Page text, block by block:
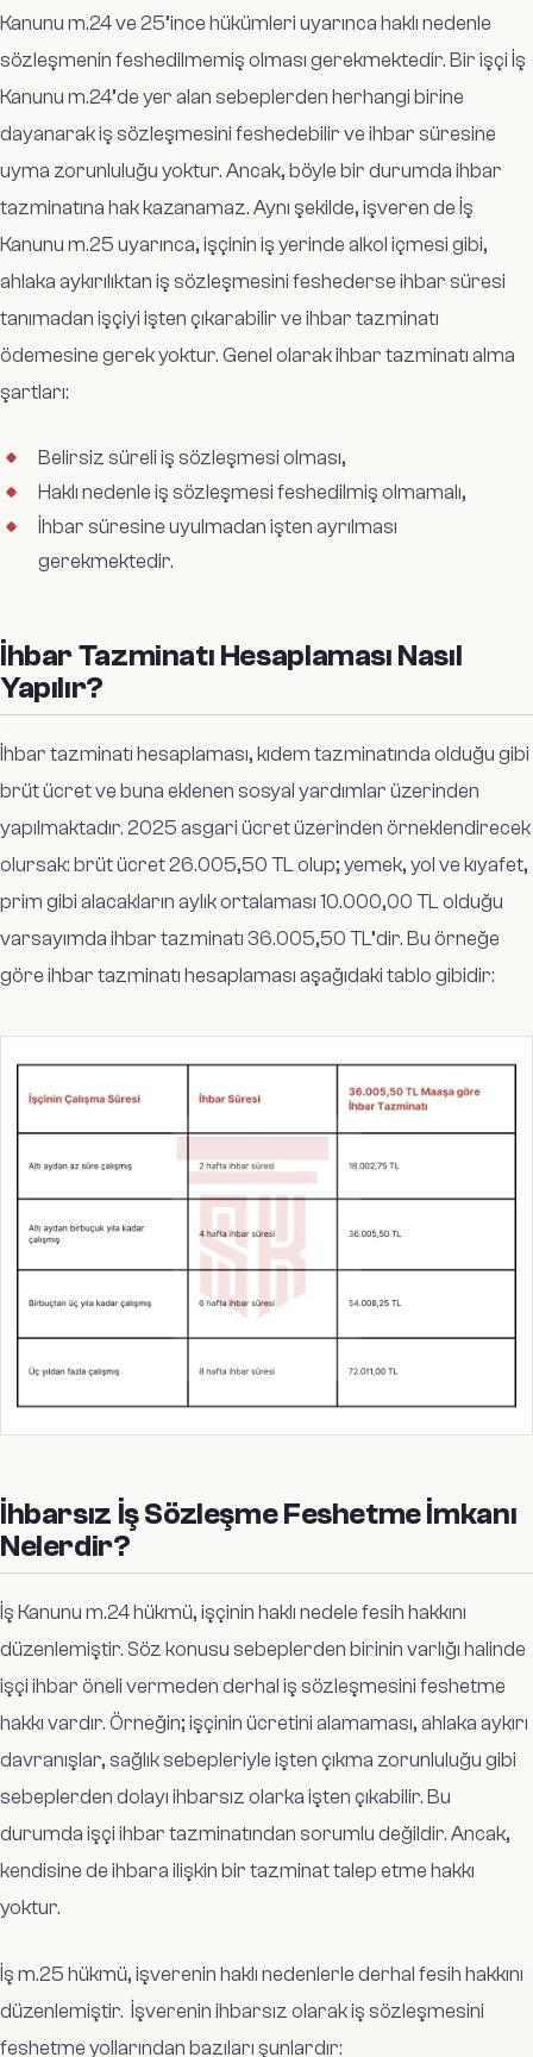
Kanunu m.24 ve 25’ince hükümleri uyarınca haklı nedenle
sözleşmenin feshedilmemiş olması gerekmektedir. Bir işçi İş
Kanunu m.24’de yer alan sebeplerden herhangi birine
dayanarak iş sözleşmesini feshedebilir ve ihbar süresine
uyma zorunluluğu yoktur. Ancak, böyle bir durumda ihbar
tazminatına hak kazanamaz. Aynı şekilde, işveren de İş
Kanunu m.25 uyarınca, işçinin iş yerinde alkol içmesi gibi,
ahlaka aykırılıktan iş sözleşmesini feshederse ihbar süresi
tanımadan işçiyi işten çıkarabilir ve ihbar tazminatı
ödemesine gerek yoktur. Genel olarak ihbar tazminatı alma
şartları:
Belirsiz süreli iş sözleşmesi olması,
Haklı nedenle iş sözleşmesi feshedilmiş olmamalı,
İhbar süresine uyulmadan işten ayrılması
gerekmektedir.
İhbar Tazminatı Hesaplaması Nasıl
Yapılır?
İhbar tazminatı hesaplaması, kıdem tazminatında olduğu gibi
brüt ücret ve buna eklenen sosyal yardımlar üzerinden
yapılmaktadır. 2025 asgari ücret üzerinden örneklendirecek
olursak: brüt ücret 26.005,50 TL olup; yemek, yol ve kıyafet,
prim gibi alacakların aylık ortalaması 10.000,00 TL olduğu
varsayımda ihbar tazminatı 36.005,50 TL’dir. Bu örneğe
göre ihbar tazminatı hesaplaması aşağıdaki tablo gibidir:
İhbarsız İş Sözleşme Feshetme İmkanı
Nelerdir?
İş Kanunu m.24 hükmü, işçinin haklı nedele fesih hakkını
düzenlemiştir. Söz konusu sebeplerden birinin varlığı halinde
işçi ihbar öneli vermeden derhal iş sözleşmesini feshetme
hakkı vardır. Örneğin; işçinin ücretini alamaması, ahlaka aykırı
davranışlar, sağlık sebepleriyle işten çıkma zorunluluğu gibi
sebeplerden dolayı ihbarsız olarka işten çıkabilir. Bu
durumda işçi ihbar tazminatından sorumlu değildir. Ancak,
kendisine de ihbara ilişkin bir tazminat talep etme hakkı
yoktur.
İş m.25 hükmü, işverenin haklı nedenlerle derhal fesih hakkını
düzenlemiştir. İşverenin ihbarsız olarak iş sözleşmesini
feshetme yollarından bazıları şunlardır: